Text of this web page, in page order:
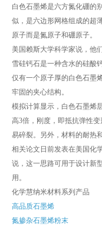
白色石墨烯是六方氮化硼的
似，是六边形网格组成的超
原子而是氮原子和硼原子。
美国赖斯大学科学家说，他
雪硅钙石是一种含水的硅酸
仅有一个原子厚的白色石墨
牢固的夹心结构。
模拟计算显示，白色石墨烯
高3倍，刚度，即抵抗弹性
易碎裂。另外，材料的耐热
相关论文日前发表在美国化
说，这一思路可用于设计新
用。
化学慧纳米材料系列产品
高品质石墨烯
氮掺杂石墨烯粉末